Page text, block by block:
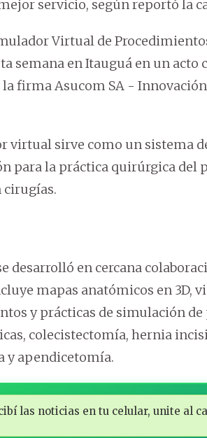
servicio, según reportó la
Virtual de
semana en Itauguá en un
firma Asucom SA -
virtual sirve como un sistema
para la práctica quirúrgica del
cirugías.
desarrolló en cercana
mapas anatómicos en 3D,
y prácticas de simulación
colecistectomía, hernia
y apendicetomía.
las noticias en tu celular, unite al